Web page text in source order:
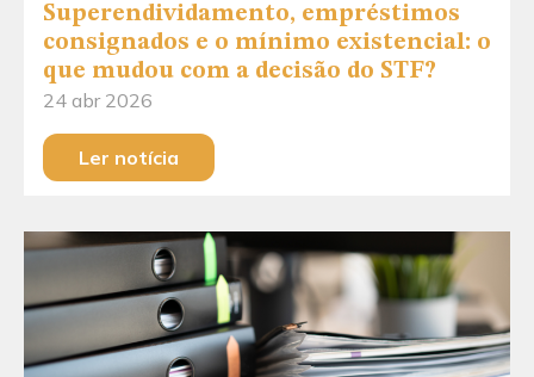
Superendividamento, empréstimos
consignados e o mínimo existencial: o
que mudou com a decisão do STF?
24 abr 2026
Ler notícia